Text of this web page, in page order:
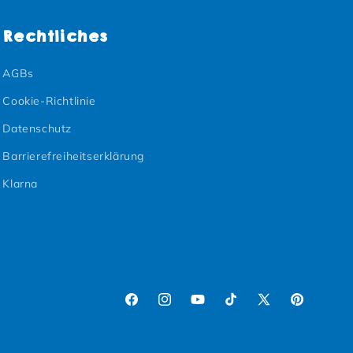
Rechtliches
AGBs
Cookie-Richtlinie
Datenschutz
Barrierefreiheitserklärung
Klarna
FacebookInstagram
YouTubeTikTokX (Twitter)
Pinterest